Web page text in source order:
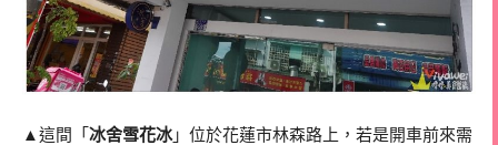
▲這間「 冰舍雪花冰」位於花蓮市林森路上，若是開車前來需